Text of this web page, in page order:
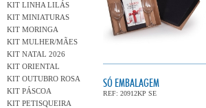
KIT LINHA LILÁS
KIT MINIATURAS
KIT MORINGA
KIT MULHER/MÃES
KIT NATAL 2026
KIT ORIENTAL
KIT OUTUBRO ROSA
KIT PÁSCOA
KIT PETISQUEIRA
SÓ EMBALAGEM
REF: 20912KP SE